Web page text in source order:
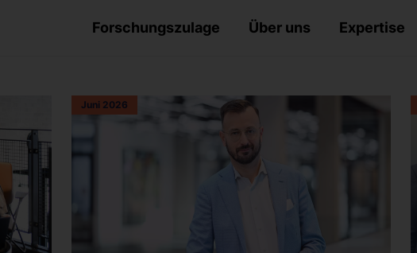
Forschungszulage Über uns Expertise
Juni 2026